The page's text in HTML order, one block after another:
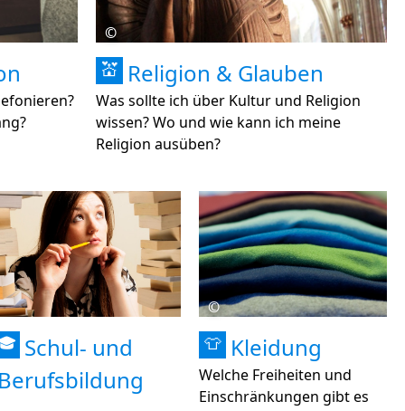
©
💒 Religion & Glauben
Was sollte ich über Kultur und Religion
wissen? Wo und wie kann ich meine
Religion ausüben?
Schul- und
©
👕 Kleidung
Welche Freiheiten und
Einschränkungen gibt es